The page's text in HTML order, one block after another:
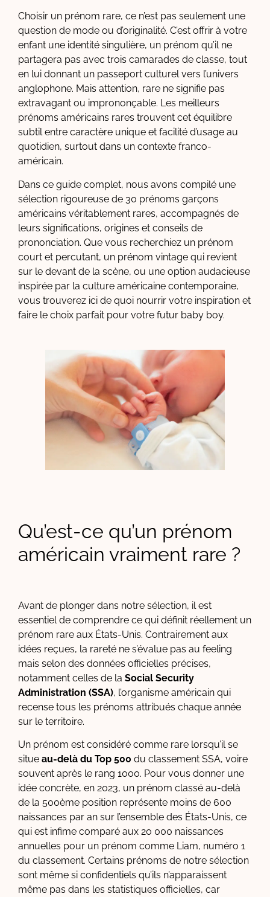
Choisir un prénom rare, ce n’est pas seulement une
question de mode ou d’originalité. C’est offrir à votre
enfant une identité singulière, un prénom qu’il ne
partagera pas avec trois camarades de classe, tout
en lui donnant un passeport culturel vers l’univers
anglophone. Mais attention, rare ne signifie pas
extravagant ou imprononçable. Les meilleurs
prénoms américains rares trouvent cet équilibre
subtil entre caractère unique et facilité d’usage au
quotidien, surtout dans un contexte franco-
américain.
Dans ce guide complet, nous avons compilé une
sélection rigoureuse de 30 prénoms garçons
américains véritablement rares, accompagnés de
leurs significations, origines et conseils de
prononciation. Que vous recherchiez un prénom
court et percutant, un prénom vintage qui revient
sur le devant de la scène, ou une option audacieuse
inspirée par la culture américaine contemporaine,
vous trouverez ici de quoi nourrir votre inspiration et
faire le choix parfait pour votre futur baby boy.
Qu’est-ce qu’un prénom
américain vraiment rare ?
Avant de plonger dans notre sélection, il est
essentiel de comprendre ce qui définit réellement un
prénom rare aux États-Unis. Contrairement aux
idées reçues, la rareté ne s’évalue pas au feeling
mais selon des données officielles précises,
notamment celles de la Social Security
Administration (SSA), l’organisme américain qui
recense tous les prénoms attribués chaque année
sur le territoire.
Un prénom est considéré comme rare lorsqu’il se
situe au-delà du Top 500 du classement SSA, voire
souvent après le rang 1000. Pour vous donner une
idée concrète, en 2023, un prénom classé au-delà
de la 500ème position représente moins de 600
naissances par an sur l’ensemble des États-Unis, ce
qui est infime comparé aux 20 000 naissances
annuelles pour un prénom comme Liam, numéro 1
du classement. Certains prénoms de notre sélection
sont même si confidentiels qu’ils n’apparaissent
même pas dans les statistiques officielles, car